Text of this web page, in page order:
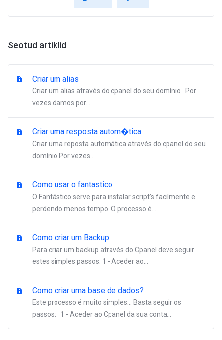
Seotud artiklid
Criar um alias
Criar um alias através do cpanel do seu domínio Por
vezes damos por...
Criar uma resposta autom�tica
Criar uma reposta automática através do cpanel do seu
domínio Por vezes...
Como usar o fantastico
O Fantástico serve para instalar script’s facilmente e
perdendo menos tempo. O processo é...
Como criar um Backup
Para criar um backup através do Cpanel deve seguir
estes simples passos: 1 - Aceder ao...
Como criar uma base de dados?
Este processo é muito simples… Basta seguir os
passos: 1 - Aceder ao Cpanel da sua conta...